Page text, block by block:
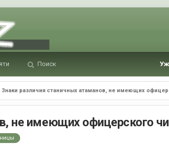
Поиск
Знаки различия станичных атаманов, не имеющих
не имеющих офицерского